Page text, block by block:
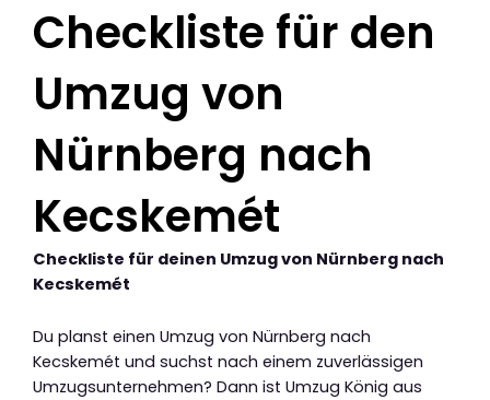
Checkliste für den
Umzug von
Nürnberg nach
Kecskemét
Checkliste für deinen Umzug von Nürnberg nach
Kecskemét
Du planst einen Umzug von Nürnberg nach
Kecskemét und suchst nach einem zuverlässigen
Umzugsunternehmen? Dann ist Umzug König aus